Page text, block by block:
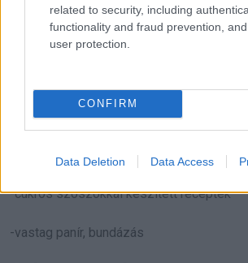
related to security, including
functionality and fraud prevention,
user protection.
CONFIRM
Data Deletion Data Access
-levesekben, ragukban
Amit jobb kerülni
Ezek könnyen megemelik a vércukrot,
előnyeit:
-bő olajban sütött okra
-cukros szószokkal készített receptek
-vastag panír, bundázás